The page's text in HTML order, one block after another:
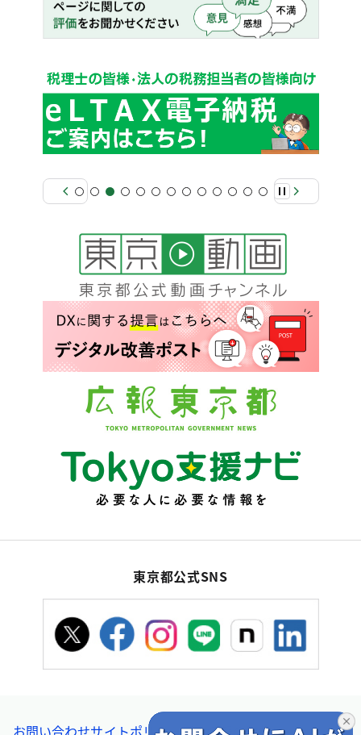
東京都公式SNS
お問い合わせサイトポリシー個人情報の取扱い